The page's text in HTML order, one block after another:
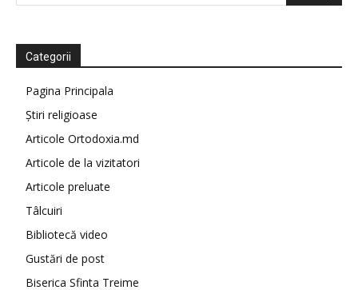
Categorii
Pagina Principala
Știri religioase
Articole Ortodoxia.md
Articole de la vizitatori
Articole preluate
Tâlcuiri
Bibliotecă video
Gustări de post
Biserica Sfinta Treime